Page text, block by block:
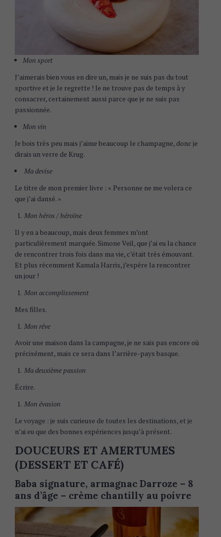
Mon sport
J’aimerais bien vous en dire un, mais je ne suis pas du tout
sportive et je le regrette ! Je ne trouve pas de temps à y
consacrer, certainement aussi parce que je ne suis pas
passionnée.
Mon vin
Je bois très peu mais j’aime beaucoup le champagne, donc je
dirais un verre de Krug.
Ma devise
Le titre de mon premier livre : « Personne ne me volera ce
que j’ai dansé. »
Mon héros / héroïne
Il y en a beaucoup, mais deux femmes m’ont
particulièrement marquée. Simone Veil, que j’ai eu la chance
de rencontrer trois fois dans ma vie, c’était très émouvant.
Et plus récemment Kamala Harris, j’espère la rencontrer
un jour !
Mon accomplissement
Mes filles.
Mon rêve
Avoir une maison dans la campagne, je ne sais pas encore où
précisément, mais ce sera dans l’arrière-pays basque.
Ma deuxième passion
Écrire.
Mon évasion
Le voyage : je suis curieuse de toutes les destinations, et je
n’ai eu que des bonnes expériences jusqu’à présent.
DOUCEURS ET AMERTUMES
(DESSERT ET CAFÉ)
Baba signature, armagnac Darroze – 8
ans d’âge – crème chantilly au poivre